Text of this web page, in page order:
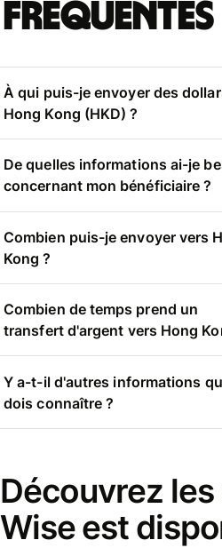
fréquentes
À qui puis-je envoyer des
Hong Kong (HKD) ?
De quelles informations ai-je
concernant mon bénéficiaire ?
Combien puis-je envoyer vers
Kong ?
Combien de temps prend un
transfert d'argent vers Hong
Y a-t-il d'autres informations
dois connaître ?
Découvrez
Wise est